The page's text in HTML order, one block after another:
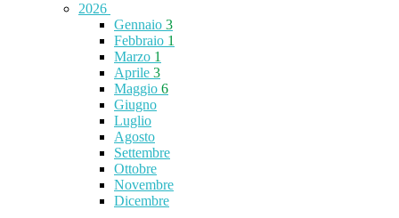
2026
Gennaio 3
Febbraio 1
Marzo 1
Aprile 3
Maggio 6
Giugno
Luglio
Agosto
Settembre
Ottobre
Novembre
Dicembre